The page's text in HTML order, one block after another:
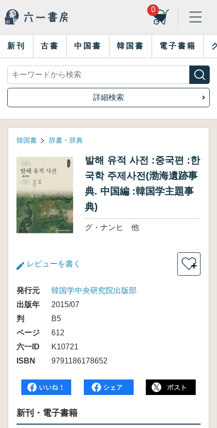
0
新刊 古書 中国書 韓国書 電子書籍
詳細検索
韓国書 辞書・辞典
발해 유적 사전 :중국편 :한
국학 주제사전(渤海遺跡事
典. 中国編 :韓国学主題事
典)
グ・ナンヒ 他
レビューを書く ＋
発行元
韓国学中央研究院出版部
出版年
2015/07
判
B5
ページ
612
六一ID
K10721
ISBN
9791186178652
新刊・電子書籍